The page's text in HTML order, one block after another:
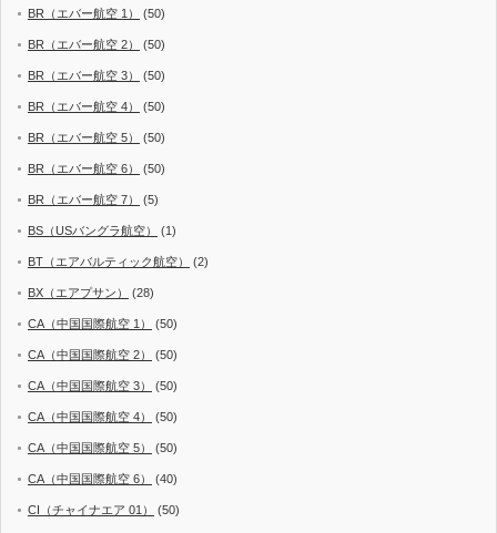
BR（エバー航空 1） (50)
BR（エバー航空 2） (50)
BR（エバー航空 3） (50)
BR（エバー航空 4） (50)
BR（エバー航空 5） (50)
BR（エバー航空 6） (50)
BR（エバー航空 7） (5)
BS（USバングラ航空） (1)
BT（エアバルティック航空） (2)
BX（エアプサン） (28)
CA（中国国際航空 1） (50)
CA（中国国際航空 2） (50)
CA（中国国際航空 3） (50)
CA（中国国際航空 4） (50)
CA（中国国際航空 5） (50)
CA（中国国際航空 6） (40)
CI（チャイナエア 01） (50)